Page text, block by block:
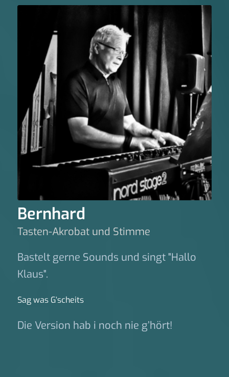
Bernhard
Tasten-Akrobat und Stimme
Bastelt gerne Sounds und singt "Hallo
Klaus".
Sag was G‘scheits
Die Version hab i noch nie g’hört!